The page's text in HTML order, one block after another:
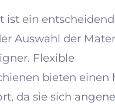
ist ein
Auswahl der
Flexible
bieten einen
da sie sich